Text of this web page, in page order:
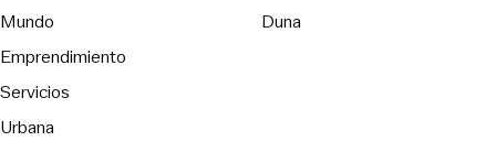
Mundo
Emprendimiento
Servicios
Urbana
DunaOpens in new window